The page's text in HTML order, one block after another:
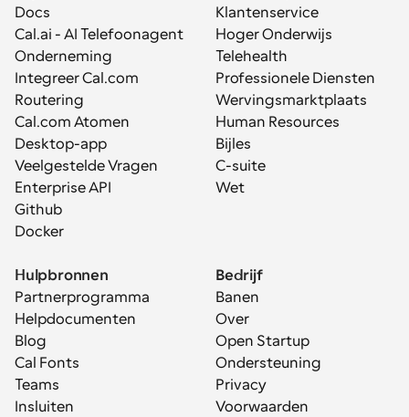
Docs
Cal.ai - AI Telefoonagent
Onderneming
Integreer Cal.com
Routering
Cal.com Atomen
Desktop-app
Veelgestelde Vragen
Enterprise API
Github
Docker
Klantenservice
Hoger Onderwijs
Telehealth
Professionele Diensten
Wervingsmarktplaats
Human Resources
Bijles
C-suite
Wet
Hulpbronnen
Partnerprogramma
Helpdocumenten
Blog
Cal Fonts
Teams
Insluiten
Bedrijf
Banen
Over
Open Startup
Ondersteuning
Privacy
Voorwaarden